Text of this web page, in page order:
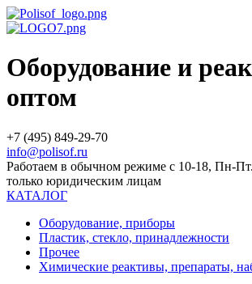
Оборудование и
оптом
+7 (495) 849-29-70
info@polisof.ru
Работаем в обычном режиме с 10-18, Пн-
только юридическим лицам
КАТАЛОГ
Оборудование, приборы
Пластик, стекло, принадлежности
Прочее
Химические реактивы, препараты,